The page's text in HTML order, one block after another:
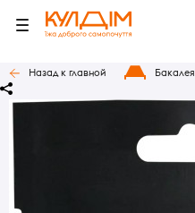
Назад к главной Бакалея